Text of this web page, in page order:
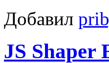
Добавил
JS Shaper